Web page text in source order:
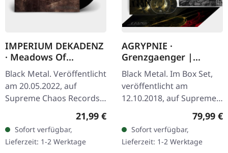
IMPERIUM DEKADENZ
· Meadows Of
Nostalgia | BLACK 2LP
Black Metal. Veröffentlicht
am 20.05.2022, auf
Supreme Chaos Records.
Schwarzes Doppel-Vinyl
im Gatefold-Cover mit
bedrucktem Insert,
limitiert auf…
Regulärer Preis:
21,99 €
Sofort verfügbar,
Lieferzeit: 1-2 Werktage
AGRYPNIE ·
Grenzgaenger |
DELUXE GOLD/CLEAR
4LP BOX SET
Black Metal. Im Box Set,
veröffentlicht am
12.10.2018, auf Supreme
Chaos Records. Eine
noble Box, die die beiden
Agrypnie-Alben
"Grenzgænger" und…
79,99 €
Sofort verfügbar,
Lieferzeit: 1-2 Werktage